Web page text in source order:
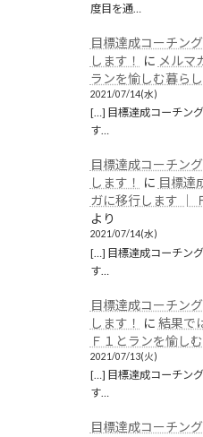
度目を通…
目標達成コーチン
します！
に メルマ
ランを愉しむ暮ら
2021/07/14(水)
[…] 目標達成コーチン
す…
目標達成コーチン
します！
に 目標達
ガに移行します │
より
2021/07/14(水)
[…] 目標達成コーチン
す…
目標達成コーチン
します！
に 結果で
Ｆ１とランを愉し
2021/07/13(火)
[…] 目標達成コーチン
す…
目標達成コーチン